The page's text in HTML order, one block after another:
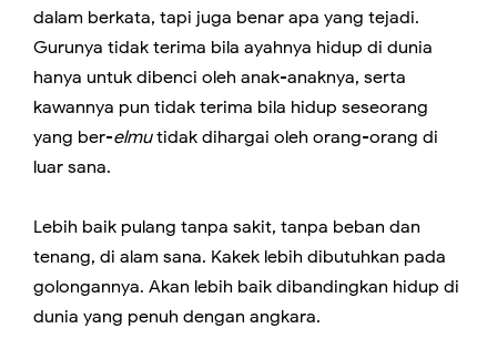
dalam berkata, tapi juga benar apa yang tejadi.
Gurunya tidak terima bila ayahnya hidup di dunia
hanya untuk dibenci oleh anak-anaknya, serta
kawannya pun tidak terima bila hidup seseorang
yang ber-elmutidak dihargai oleh orang-orang di
luar sana.
Lebih baik pulang tanpa sakit, tanpa beban dan
tenang, di alam sana. Kakek lebih dibutuhkan pada
golongannya. Akan lebih baik dibandingkan hidup di
dunia yang penuh dengan angkara.